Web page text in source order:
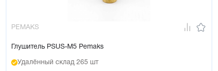
PEMAKS
Глушитель PSUS-M5 Pemaks
Удалённый склад 265 шт